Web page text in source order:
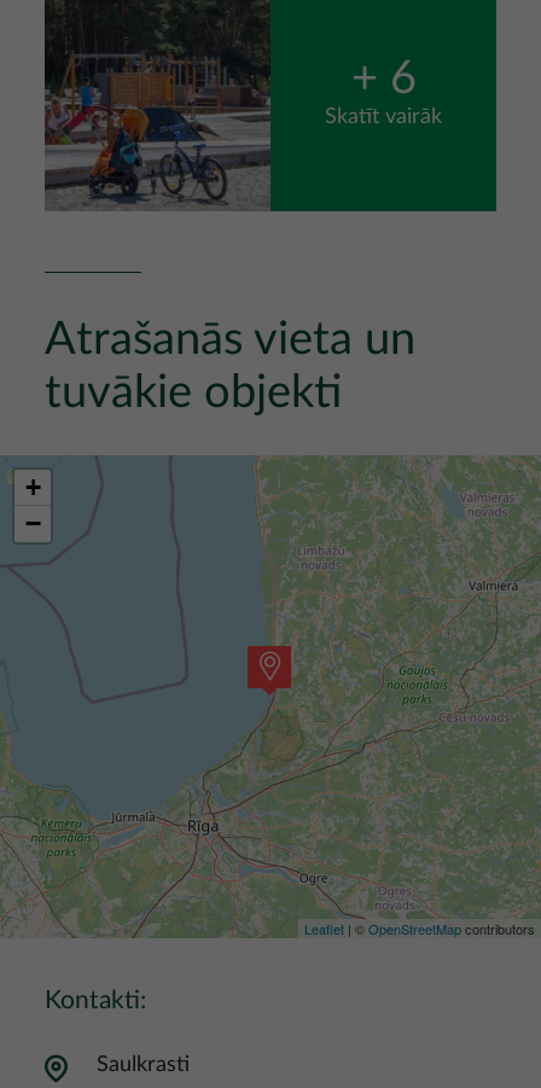
+ 6
Skatīt vairāk
Atrašanās vieta un
tuvākie objekti
+
−
Leaflet | ©OpenStreetMapcontributors
Kontakti:
Saulkrasti